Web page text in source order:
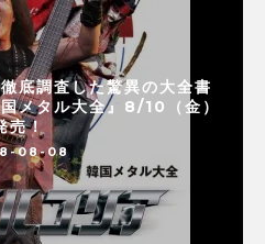
底調査した驚異の大全書
メタル大全』8/10（金）
売！
08-08